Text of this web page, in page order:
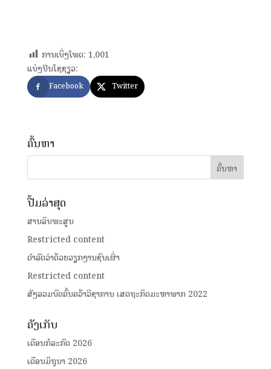
ການເບິ່ງໂພດ: 1,001
ແບ່ງປັນໂຊຊຽວ:
Facebook Twitter
ຄົ້ນຫາ
ປື້ມລ່າສຸດ
ສານລຶບພະສູນ
Restricted content
ດໍາລັດວ່າດ້ວຍວຽກງານຊົນເຜົ່າ
Restricted content
ສັງລວມບົດຄົ້ນຄວ້າວິຊາການ ເສດຖະກິດມະຫາພາກ 2022
ຄັງເກັບ
ເດືອນກໍລະກົດ 2026
ເດືອນມິຖຸນາ 2026